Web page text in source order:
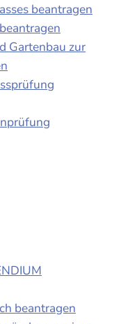
beantragen
Gartenbau zur
beantragen